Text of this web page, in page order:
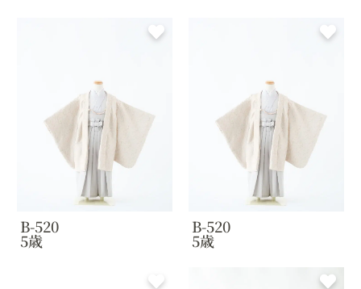
B-520
5歳
B-520
5歳